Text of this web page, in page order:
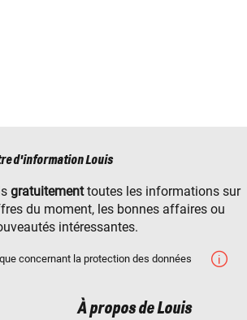
d'information Louis
gratuitementtoutes les informations sur
du moment, les bonnes affaires ou
intéressantes.
concernant la protection des données
À propos de Louis